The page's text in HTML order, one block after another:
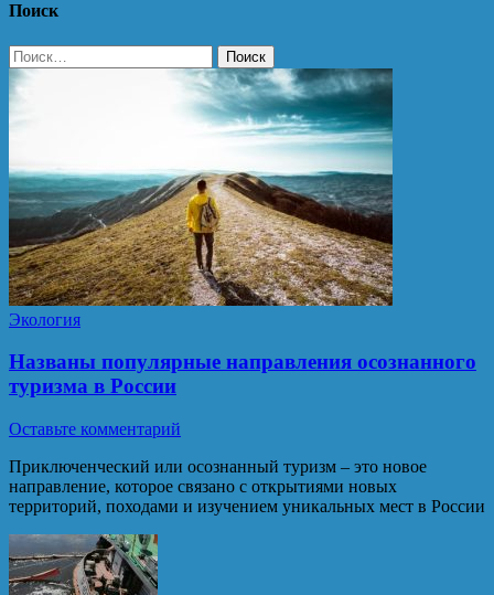
Поиск
Найти:
Экология
Названы популярные направления осознанного
туризма в России
Оставьте комментарий
Приключенческий или осознанный туризм – это новое
направление, которое связано с открытиями новых
территорий, походами и изучением уникальных мест в России